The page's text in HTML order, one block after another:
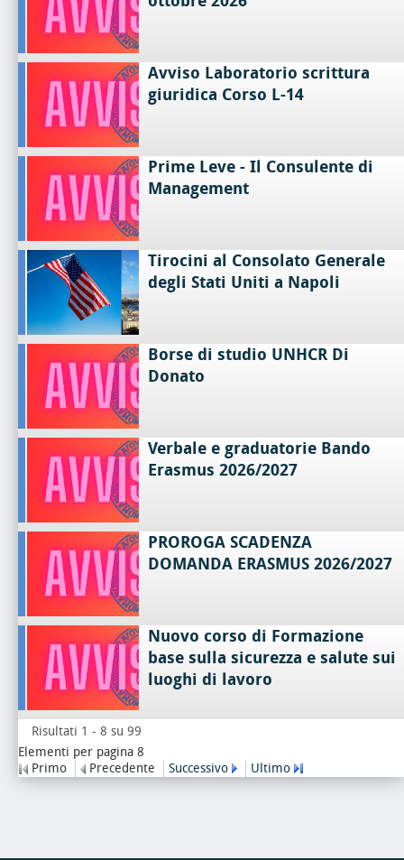
Avviso Laboratorio scrittura
giuridica Corso L-14
Prime Leve - Il Consulente di
Management
Tirocini al Consolato Generale
degli Stati Uniti a Napoli
Borse di studio UNHCR Di
Donato
Verbale e graduatorie Bando
Erasmus 2026/2027
PROROGA SCADENZA
DOMANDA ERASMUS 2026/2027
Nuovo corso di Formazione
base sulla sicurezza e salute sui
luoghi di lavoro
Risultati 1 - 8 su 99
Elementi per pagina 8
Primo
Precedente Successivo Ultimo